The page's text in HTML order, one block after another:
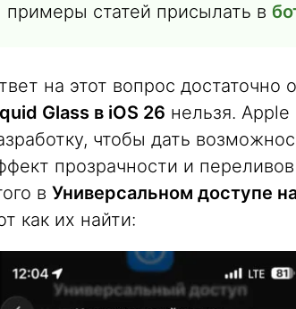
примеры статей присылать в
на этот вопрос достаточно
Glass в iOS 26 нельзя. Apple
чтобы дать
прозрачности и
в Универсальном доступе
как их найти: